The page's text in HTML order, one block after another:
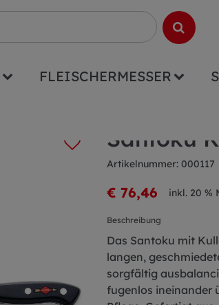
FLEISCHERMESSER
Santoku
Artikelnummer: 000117
€ 76,46 inkl. 20 %
Beschreibung
Das Santoku mit
langen,
sorgfältig
fugenlos ineinander